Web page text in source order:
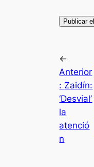
←
Anterior
: Zaidín:
‘Desvial’
la
atenció
n